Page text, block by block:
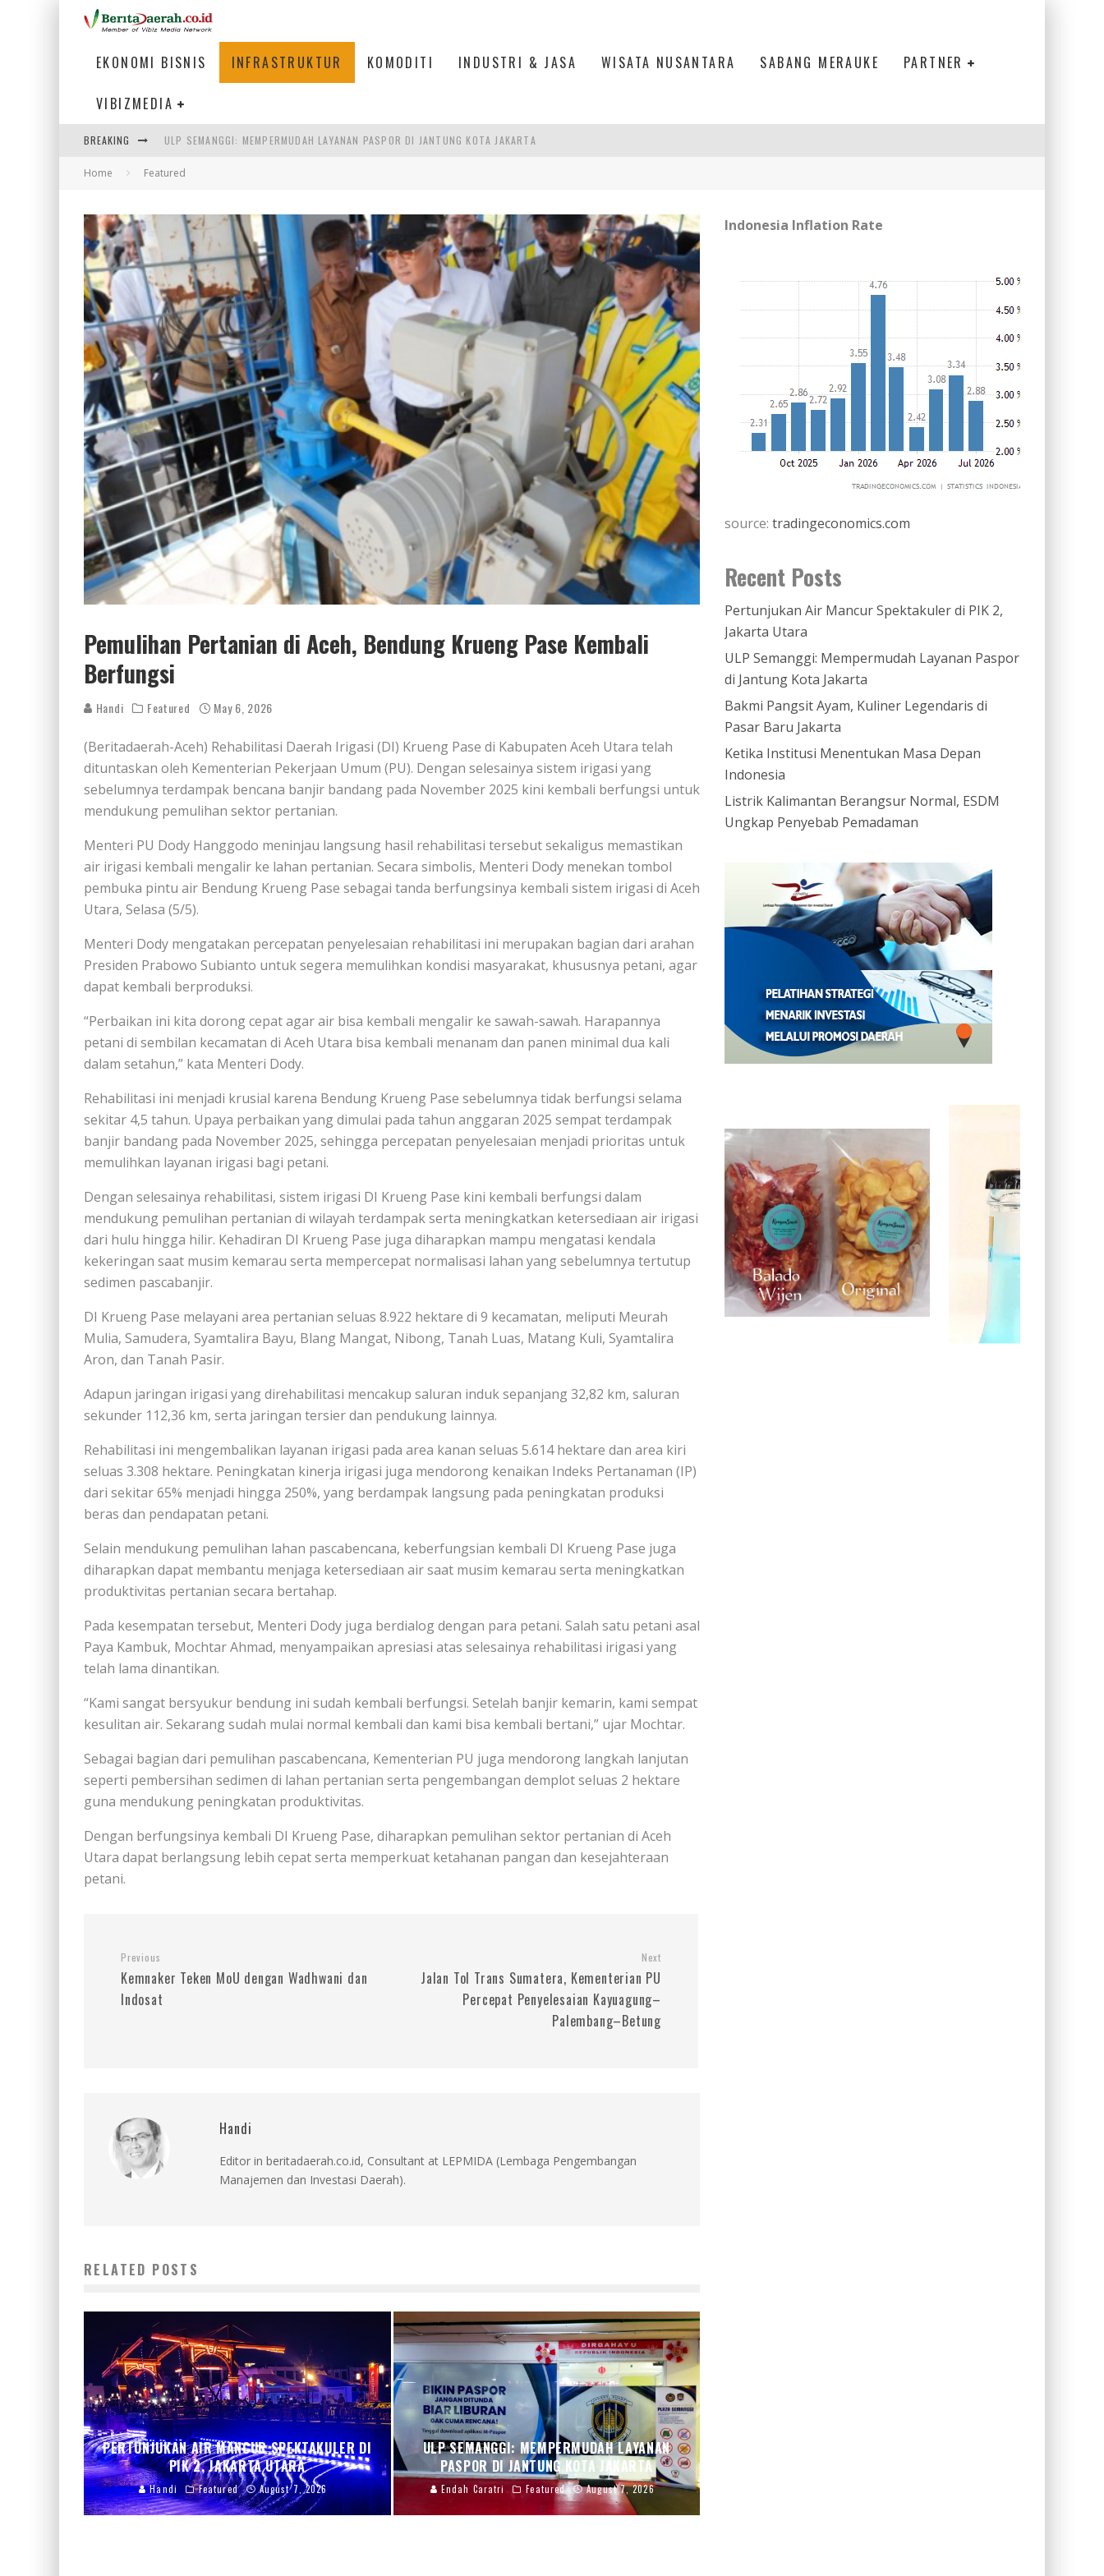
EKONOMI BISNIS INFRASTRUKTUR KOMODITI INDUSTRI & JASA WISATA NUSANTARA SABANG MERAUKE PARTNER
VIBIZMEDIA
BREAKING BAKMI PANGSIT AYAM, KULINER LEGENDARIS DI PASAR BARU JAKARTA
KETIKA INSTITUSI MENENTUKAN MASA DEPAN INDONESIA
ULP SEMANGGI: MEMPERMUDAH LAYANAN PASPOR DI JANTUNG KOTA JAKARTA
Home Featured
Pemulihan Pertanian di Aceh, Bendung Krueng Pase Kembali
Berfungsi
Handi Featured May 6, 2026
(Beritadaerah-Aceh) Rehabilitasi Daerah Irigasi (DI) Krueng Pase di Kabupaten Aceh Utara telah
dituntaskan oleh Kementerian Pekerjaan Umum (PU). Dengan selesainya sistem irigasi yang
sebelumnya terdampak bencana banjir bandang pada November 2025 kini kembali berfungsi untuk
mendukung pemulihan sektor pertanian.
Menteri PU Dody Hanggodo meninjau langsung hasil rehabilitasi tersebut sekaligus memastikan
air irigasi kembali mengalir ke lahan pertanian. Secara simbolis, Menteri Dody menekan tombol
pembuka pintu air Bendung Krueng Pase sebagai tanda berfungsinya kembali sistem irigasi di Aceh
Utara, Selasa (5/5).
Menteri Dody mengatakan percepatan penyelesaian rehabilitasi ini merupakan bagian dari arahan
Presiden Prabowo Subianto untuk segera memulihkan kondisi masyarakat, khususnya petani, agar
dapat kembali berproduksi.
“Perbaikan ini kita dorong cepat agar air bisa kembali mengalir ke sawah-sawah. Harapannya
petani di sembilan kecamatan di Aceh Utara bisa kembali menanam dan panen minimal dua kali
dalam setahun,” kata Menteri Dody.
Rehabilitasi ini menjadi krusial karena Bendung Krueng Pase sebelumnya tidak berfungsi selama
sekitar 4,5 tahun. Upaya perbaikan yang dimulai pada tahun anggaran 2025 sempat terdampak
banjir bandang pada November 2025, sehingga percepatan penyelesaian menjadi prioritas untuk
memulihkan layanan irigasi bagi petani.
Dengan selesainya rehabilitasi, sistem irigasi DI Krueng Pase kini kembali berfungsi dalam
mendukung pemulihan pertanian di wilayah terdampak serta meningkatkan ketersediaan air irigasi
dari hulu hingga hilir. Kehadiran DI Krueng Pase juga diharapkan mampu mengatasi kendala
kekeringan saat musim kemarau serta mempercepat normalisasi lahan yang sebelumnya tertutup
sedimen pascabanjir.
DI Krueng Pase melayani area pertanian seluas 8.922 hektare di 9 kecamatan, meliputi Meurah
Mulia, Samudera, Syamtalira Bayu, Blang Mangat, Nibong, Tanah Luas, Matang Kuli, Syamtalira
Aron, dan Tanah Pasir.
Adapun jaringan irigasi yang direhabilitasi mencakup saluran induk sepanjang 32,82 km, saluran
sekunder 112,36 km, serta jaringan tersier dan pendukung lainnya.
Rehabilitasi ini mengembalikan layanan irigasi pada area kanan seluas 5.614 hektare dan area kiri
seluas 3.308 hektare. Peningkatan kinerja irigasi juga mendorong kenaikan Indeks Pertanaman (IP)
dari sekitar 65% menjadi hingga 250%, yang berdampak langsung pada peningkatan produksi
beras dan pendapatan petani.
Selain mendukung pemulihan lahan pascabencana, keberfungsian kembali DI Krueng Pase juga
diharapkan dapat membantu menjaga ketersediaan air saat musim kemarau serta meningkatkan
produktivitas pertanian secara bertahap.
Pada kesempatan tersebut, Menteri Dody juga berdialog dengan para petani. Salah satu petani asal
Paya Kambuk, Mochtar Ahmad, menyampaikan apresiasi atas selesainya rehabilitasi irigasi yang
telah lama dinantikan.
“Kami sangat bersyukur bendung ini sudah kembali berfungsi. Setelah banjir kemarin, kami sempat
kesulitan air. Sekarang sudah mulai normal kembali dan kami bisa kembali bertani,” ujar Mochtar.
Sebagai bagian dari pemulihan pascabencana, Kementerian PU juga mendorong langkah lanjutan
seperti pembersihan sedimen di lahan pertanian serta pengembangan demplot seluas 2 hektare
guna mendukung peningkatan produktivitas.
Dengan berfungsinya kembali DI Krueng Pase, diharapkan pemulihan sektor pertanian di Aceh
Utara dapat berlangsung lebih cepat serta memperkuat ketahanan pangan dan kesejahteraan
petani.
Previous
Kemnaker Teken MoU dengan Wadhwani dan
Indosat
Next
Jalan Tol Trans Sumatera, Kementerian PU
Percepat Penyelesaian Kayuagung–
Palembang–Betung
Handi
Editor in beritadaerah.co.id, Consultant at LEPMIDA (Lembaga Pengembangan
Manajemen dan Investasi Daerah).
RELATED POSTS
PERTUNJUKAN AIR MANCUR SPEKTAKULER DI
PIK 2, JAKARTA UTARA
Handi Featured August 7, 2026
ULP SEMANGGI: MEMPERMUDAH LAYANAN
PASPOR DI JANTUNG KOTA JAKARTA
Endah Caratri Featured August 7, 2026
Indonesia Inflation Rate
source: tradingeconomics.com
Recent Posts
Pertunjukan Air Mancur Spektakuler di PIK 2,
Jakarta Utara
ULP Semanggi: Mempermudah Layanan Paspor
di Jantung Kota Jakarta
Bakmi Pangsit Ayam, Kuliner Legendaris di
Pasar Baru Jakarta
Ketika Institusi Menentukan Masa Depan
Indonesia
Listrik Kalimantan Berangsur Normal, ESDM
Ungkap Penyebab Pemadaman